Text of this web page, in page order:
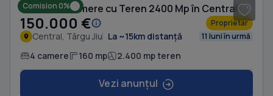
Comision 0%
Casă cu 4 camere cu Teren 2400 Mp în Central
150.000 € Proprietar
Central, Târgu Jiu La ~15km distanță 11 luni în urmă
4 camere 160 mp 2.400 mp teren
Vezi anunțul